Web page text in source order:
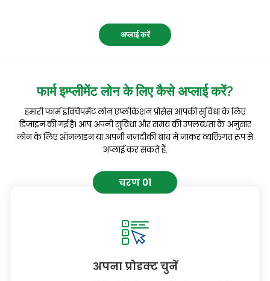
अप्लाई करें
फार्म इम्प्लीमेंट लोन के लिएकैसे अप्लाई करें?
हमारी फार्म इक्विपमेंट लोन एप्लीकेशन प्रोसेस आपकी सुविधा के लिए
डिज़ाइन की गई है। आप अपनी सुविधा और समय की उपलब्धता के अनुसार
लोन के लिए ऑनलाइन या अपनी नज़दीकी ब्रांच में जाकर व्यक्तिगत रूप से
अप्लाई कर सकते हैं.
चरण 01
अपना प्रोडक्ट चुनें